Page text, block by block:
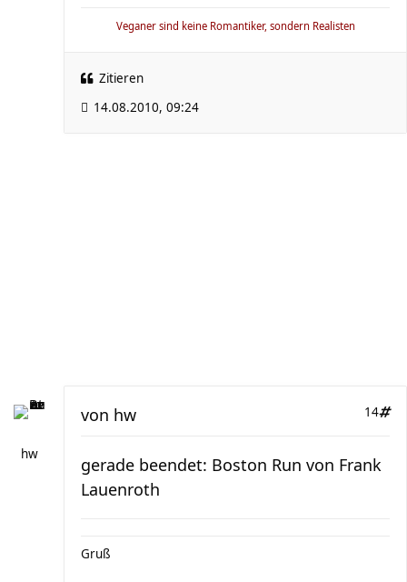
Veganer sind keine Romantiker, sondern Realisten
Zitieren
14.08.2010, 09:24
hw
14
von hw
gerade beendet: Boston Run von Frank
Lauenroth
Gruß